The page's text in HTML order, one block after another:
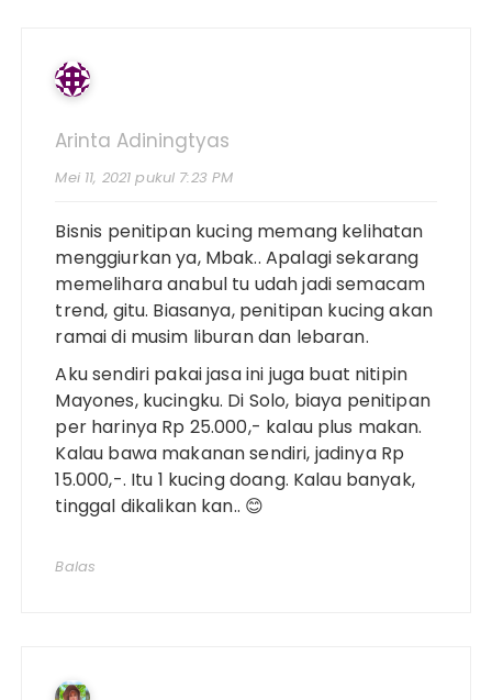
Arinta Adiningtyas
Mei 11, 2021 pukul 7:23 PM
Bisnis penitipan kucing memang kelihatan
menggiurkan ya, Mbak.. Apalagi sekarang
memelihara anabul tu udah jadi semacam
trend, gitu. Biasanya, penitipan kucing akan
ramai di musim liburan dan lebaran.
Aku sendiri pakai jasa ini juga buat nitipin
Mayones, kucingku. Di Solo, biaya penitipan
per harinya Rp 25.000,- kalau plus makan.
Kalau bawa makanan sendiri, jadinya Rp
15.000,-. Itu 1 kucing doang. Kalau banyak,
tinggal dikalikan kan.. 😊
Balas